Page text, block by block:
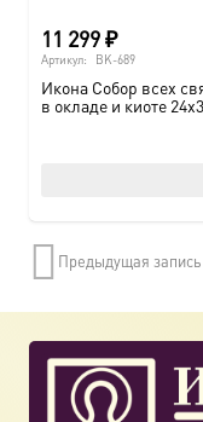
11 299₽
Артикул: BK-689
Икона Собор всех
в окладе и киоте
Предыдущая запись